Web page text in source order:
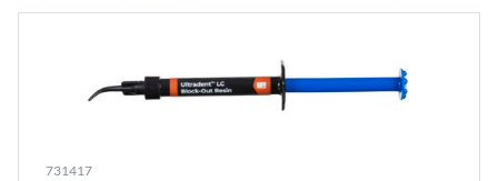
731417